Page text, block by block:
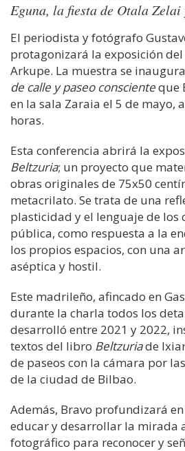
Eguna, la fiesta de Otala
El periodista y fotógrafo
protagonizará la exposición
Arkupe. La muestra se
de calle y paseo conscienteque
en la sala Zaraia el 5 de mayo,
horas.
Esta conferencia abrirá la
Beltzuria; un proyecto que
obras originales de 75x50
metacrilato. Se trata de una
plasticidad y el lenguaje de los
pública, como respuesta a la
los propios espacios, con una
aséptica y hostil.
Este madrileño, afincado en
durante la charla todos los
desarrolló entre 2021 y 2022,
textos del libro Beltzuriade
de paseos con la cámara por
de la ciudad de Bilbao.
Además, Bravo profundizará
educar y desarrollar la mirada
fotográfico para reconocer y